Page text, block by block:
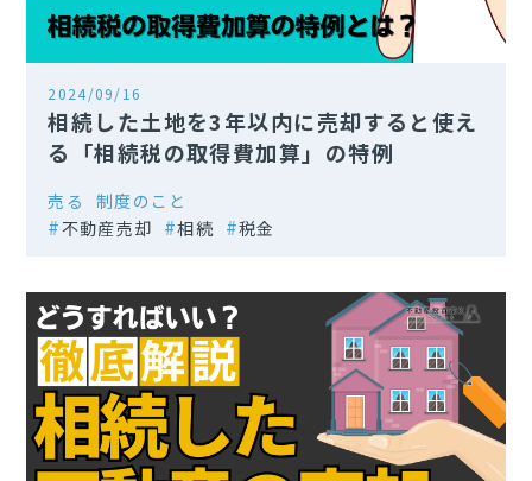
2024/09/16
相続した土地を3年以内に売却すると使え
る「相続税の取得費加算」の特例
売る
制度のこと
不動産売却
相続 税金